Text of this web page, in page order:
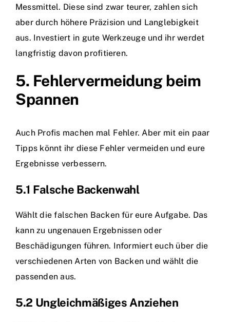
Messmittel. Diese sind zwar teurer, zahlen sich
aber durch höhere Präzision und Langlebigkeit
aus. Investiert in gute Werkzeuge und ihr werdet
langfristig davon profitieren.
5. Fehlervermeidung beim
Spannen
Auch Profis machen mal Fehler. Aber mit ein paar
Tipps könnt ihr diese Fehler vermeiden und eure
Ergebnisse verbessern.
5.1 Falsche Backenwahl
Wählt die falschen Backen für eure Aufgabe. Das
kann zu ungenauen Ergebnissen oder
Beschädigungen führen. Informiert euch über die
verschiedenen Arten von Backen und wählt die
passenden aus.
5.2 Ungleichmäßiges Anziehen